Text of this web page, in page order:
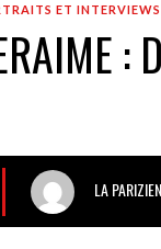
ET INTERVIEWS
:
LA